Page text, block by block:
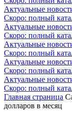
Актуальные
Скоро: полный
Актуальные
Скоро: полный
Актуальные
Скоро: полный
Актуальные
Скоро: полный
Актуальные
Скоро: полный
Главная страница
долларов в месяц